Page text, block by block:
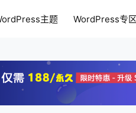
主题 WordPress专区